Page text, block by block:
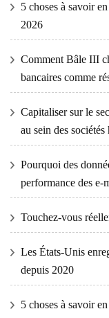
5 choses à savoir
2026
Comment Bâle III
bancaires comme
Capitaliser sur le
au sein des
Pourquoi des
performance des e-
Touchez-vous
Les États-Unis
depuis 2020
5 choses à savoir